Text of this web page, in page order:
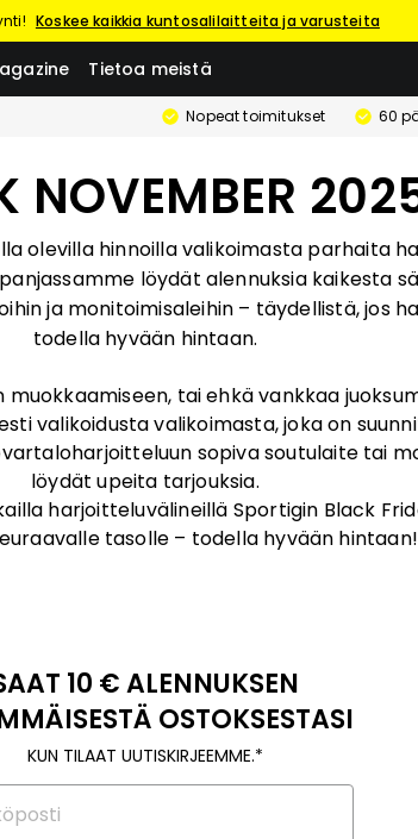
Koskee kaikkia kuntosalilaitteita ja varusteita
Tietoa meistä
Nopeat toimitukset 60
NOVEMBER
olevilla hinnoilla valikoimasta parhaita
löydät alennuksia kaikesta
ja monitoimisaleihin – täydellistä, jos
todella hyvään hintaan.
tai ehkä vankkaa
valikoidusta valikoimasta, joka on
sopiva soutulaite tai
löydät upeita tarjouksia.
harjoitteluvälineillä Sportigin Black
tasolle – todella hyvään hintaan!
10 € ALENNUKSEN
OSTOKSESTASI
KUN TILAAT UUTISKIRJEEMME.*